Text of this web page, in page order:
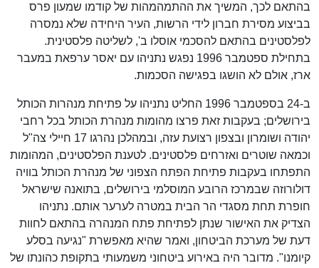
בהתאם לכך, המשיך את ההתמהמהות של קודמו שמעון פרס
בביצוע מסירת חברון לידי הרשות, העיר היחידה שלא נמסרה
לפלסטינים בהתאם להסכמי אוסלו ב', לשליטה פלסטינית.
בתחילת ספטמבר 1996 נפגש נתניהו עם יאסר ערפאת במעבר
ארז, אולם לא הושגו בפגישה הסכמות.
ב-24 בספטמבר 1996 החליט נתניהו על פתיחת מנהרות הכותל
בירושלים; בעקבות זאת פרצו מהומות מנהרת הכותל בכל רחבי
יהודה ושומרון ובצפון רצועת עזה, ובמהלכן נהרגו 17 חיילי צה"ל
וכמאה שוטרים ואזרחים פלסטינים. לטענת הפלסטינים, המהומות
התפתחו בעקבות פתיחת הפתח הצפוני של מנהרת הכותל בוויה
דולורוזה שבמרכז הרובע המוסלמי בירושלים, בתואנה שישראל
חופרת תחת מסגדי הר הבית במטרה לערער אותם. נתניהו
הצדיק את האישור שנתן לפתיחת פתח המנהרה בהתאם לחוות
דעת של מערכת הביטחון, ואמר שהיא מאפשרת "נגיעה בסלע
קיומנו". מדובר היה באירוע ביטחוני משמעותי בתקופת כהונתו של